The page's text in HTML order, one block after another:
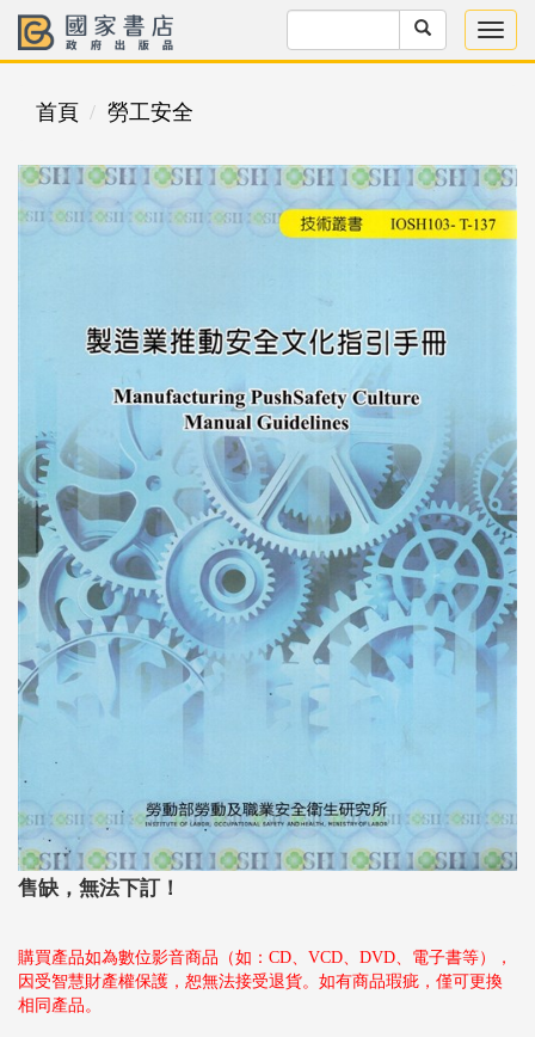
首頁 勞工安全
售缺，無法下訂！
購買產品如為數位影音商品（如：CD、VCD、DVD、電子書等），
因受智慧財產權保護，恕無法接受退貨。如有商品瑕疵，僅可更換
相同產品。